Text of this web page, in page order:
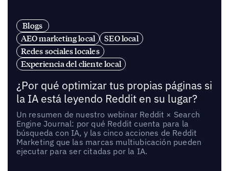
Blogs
AEO marketing local
SEO local
Redes sociales locales
Experiencia del cliente local
¿Por qué optimizar tus propias páginas si
la IA está leyendo Reddit en su lugar?
Un resumen de nuestro webinar Reddit × Search
Engine Journal: por qué Reddit cuenta para la
búsqueda con IA, y las cinco acciones de Reddit
Marketing que las marcas multiubicación pueden
ejecutar para ser citadas por la IA.